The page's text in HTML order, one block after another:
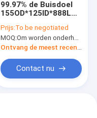
99.97% de Buisdoel
155OD*125ID*888L
Koper
Prijs:To be negotiated
MOQ:Om worden onderhandeld
Ontvang de meest recente Prijs
Contact nu